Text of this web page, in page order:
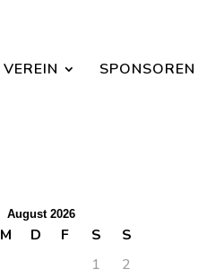
VEREIN SPONSOREN
August 2026
M D F S
S
1
2